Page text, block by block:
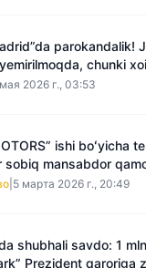
parokandalik!
chunki
2026 г., 03:53
ishi boʻyicha
sobiq mansabdor
“zami”
5 марта 2026 г., 20:49
shubhali savdo: 1
Prezident qaroriga